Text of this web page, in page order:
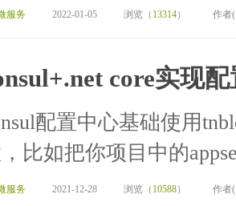
服务 2022-01-05 浏览（ 13314） 作者
core实现
配置中心基础使用
比如把你项目中的
服务 2021-12-28 浏览（ 10588） 作者